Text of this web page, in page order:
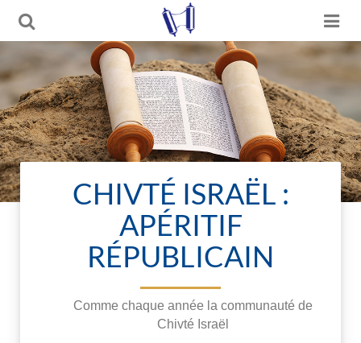
CHIVTÉ ISRAËL :
APÉRITIF
RÉPUBLICAIN
Comme chaque année la communauté de
Chivté Israël